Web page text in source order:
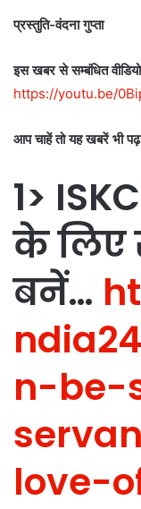
प्रस्तुति-वंदना गुप्ता
इस खबर से सम्बंधित
https://youtu.be/
आप चाहें तो यह खबरें भी
1>
के लिए
बनें…
n-be-
love-